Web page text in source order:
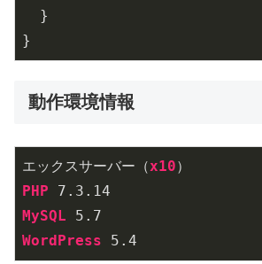
  }
}
動作環境情報
エックスサーバー（x10
PHP 7 .3 .14
MySQL 5 .7
WordPress 5 .4